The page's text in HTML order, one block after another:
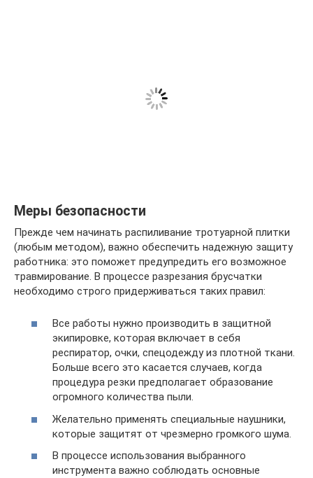
Меры безопасности
Прежде чем начинать распиливание тротуарной плитки
(любым методом), важно обеспечить надежную защиту
работника: это поможет предупредить его возможное
травмирование. В процессе разрезания брусчатки
необходимо строго придерживаться таких правил:
Все работы нужно производить в защитной
экипировке, которая включает в себя
респиратор, очки, спецодежду из плотной ткани.
Больше всего это касается случаев, когда
процедура резки предполагает образование
огромного количества пыли.
Желательно применять специальные наушники,
которые защитят от чрезмерно громкого шума.
В процессе использования выбранного
инструмента важно соблюдать основные